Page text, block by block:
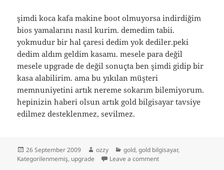
şimdi koca kafa makine boot olmuyorsa indirdiğim
bios yamalarını nasıl kurim. demedim tabii.
yokmudur bir hal çaresi dedim yok dediler.peki
dedim aldım geldim kasamı. mesele para değil
mesele upgrade de değil sonuçta ben şimdi gidip bir
kasa alabilirim. ama bu yıkılan müşteri
memnuniyetini artık nereme sokarım bilemiyorum.
hepinizin haberi olsun artık gold bilgisayar tavsiye
edilmez desteklenmez, sevilmez.
Posted
on
26 September 2009 Author
ozzy Categories
gold,gold bilgisayar,
Kategorilenmemiş, upgrade Leave a commenton gold bilgisayar ve